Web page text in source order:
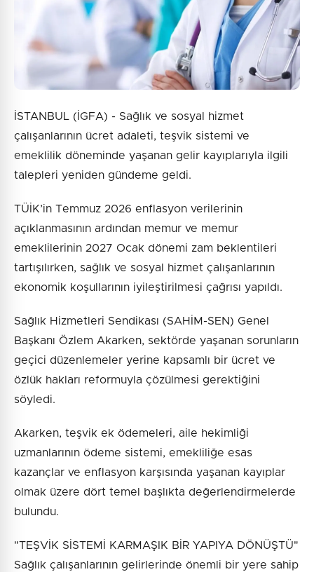
İSTANBUL (İGFA) - Sağlık ve sosyal hizmet
çalışanlarının ücret adaleti, teşvik sistemi ve
emeklilik döneminde yaşanan gelir kayıplarıyla ilgili
talepleri yeniden gündeme geldi.
TÜİK’in Temmuz 2026 enflasyon verilerinin
açıklanmasının ardından memur ve memur
emeklilerinin 2027 Ocak dönemi zam beklentileri
tartışılırken, sağlık ve sosyal hizmet çalışanlarının
ekonomik koşullarının iyileştirilmesi çağrısı yapıldı.
Sağlık Hizmetleri Sendikası (SAHİM-SEN) Genel
Başkanı Özlem Akarken, sektörde yaşanan sorunların
geçici düzenlemeler yerine kapsamlı bir ücret ve
özlük hakları reformuyla çözülmesi gerektiğini
söyledi.
Akarken, teşvik ek ödemeleri, aile hekimliği
uzmanlarının ödeme sistemi, emekliliğe esas
kazançlar ve enflasyon karşısında yaşanan kayıplar
olmak üzere dört temel başlıkta değerlendirmelerde
bulundu.
"TEŞVİK SİSTEMİ KARMAŞIK BİR YAPIYA DÖNÜŞTÜ"
Sağlık çalışanlarının gelirlerinde önemli bir yere sahip